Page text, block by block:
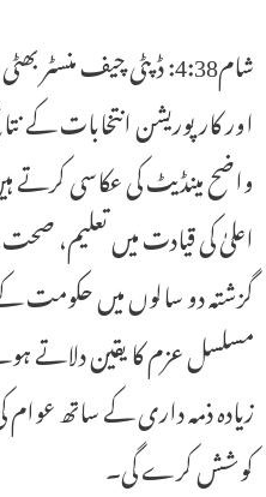
شام4:38: ڈپٹی چیف
اور کارپوریشن انتخابات کے
واضح مینڈیٹ کی عکاسی کرتے
اعلیٰ کی قیادت میں تعلیم،
گزشتہ دو سالوں میں حکومت
مسلسل عزم کا یقین دلاتے
زیادہ ذمہ داری کے ساتھ عوام
کوشش کرے گی۔